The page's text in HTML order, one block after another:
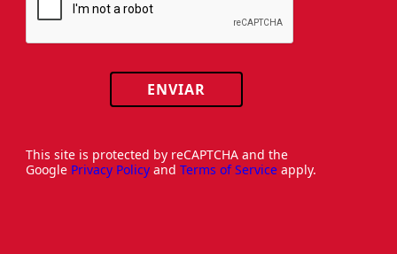
ENVIAR
This site is protected by reCAPTCHA and the
Google Privacy Policy and Terms of Service apply.